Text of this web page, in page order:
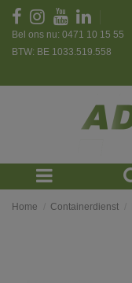
Bel ons nu: 0471 10 15 55
BTW: BE 1033.519.558
Home Containerdienst